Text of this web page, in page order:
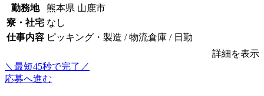
勤務地
熊本県 山鹿市
寮・社宅 なし
仕事内容 ピッキング・製造 / 物流倉庫 / 日勤
詳細を表示
＼最短45秒で完了／
応募へ進む